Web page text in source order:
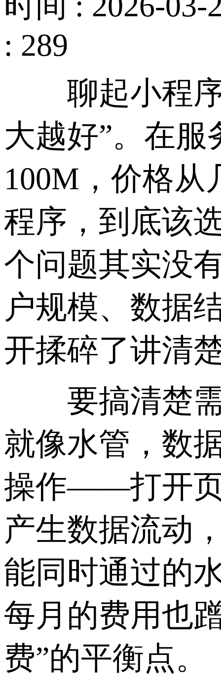
: 289
聊起小程序
大越好”。在
100M，价格
程序，到底该
个问题其实没
户规模、数据
开揉碎了讲清
要搞清楚需
就像水管，数
操作——打开
产生数据流动
能同时通过的
每月的费用也
费”的平衡点。